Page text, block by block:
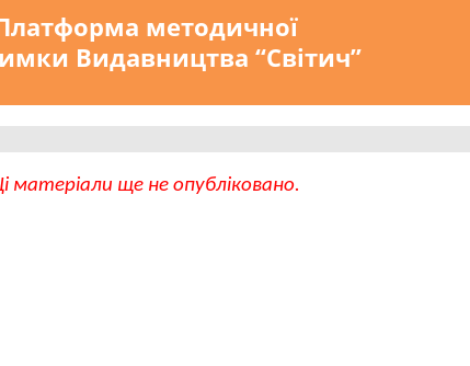
методичної
Видавництва “Світич”
матеріали ще не опубліковано.